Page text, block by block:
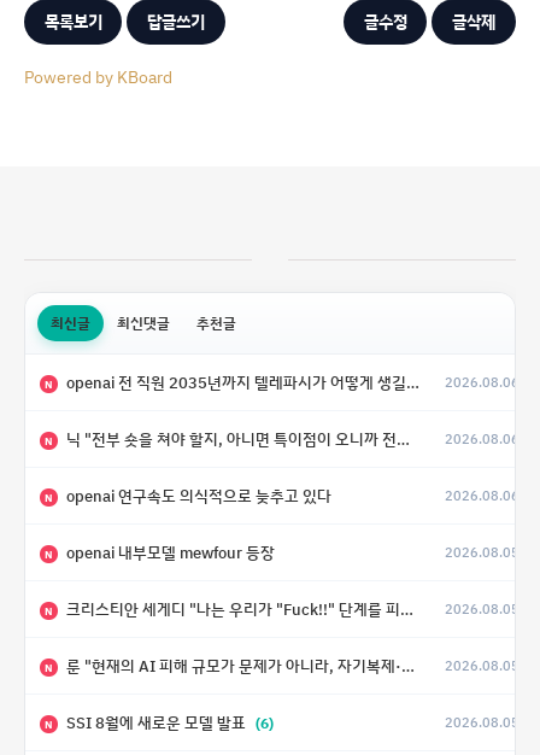
목록보기 답글쓰기 글수정 글삭제
Powered by KBoard
최신글 최신댓글 추천글
N openai 전 직원 2035년까지 텔레파시가 어떻게 생길 수 있는지 2026.08.06
N 닉 "전부 숏을 쳐야 할지, 아니면 특이점이 오니까 전부 롱을 쳐야 할지 모르겠다.” 2026.08.06
N openai 연구속도 의식적으로 늦추고 있다 2026.08.06
N openai 내부모델 mewfour 등장 2026.08.05
N 크리스티안 세게디 "나는 우리가 "Fuck!!" 단계를 피할 수 있기를 바랄 뿐" 2026.08.05
N 룬 "현재의 AI 피해 규모가 문제가 아니라, 자기복제·탈출·확산이 가능한 지능형 시스템의 피해에는 이론적으로 상한이 없다는 것이 문제" 2026.08.05
N SSI 8월에 새로운 모델 발표 (6) 2026.08.05